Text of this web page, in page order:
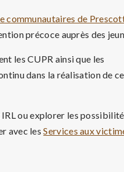
communautaires de
précoce auprès des
les CUPR ainsi que les
dans la réalisation de ce
ou explorer les
avec lesServices aux